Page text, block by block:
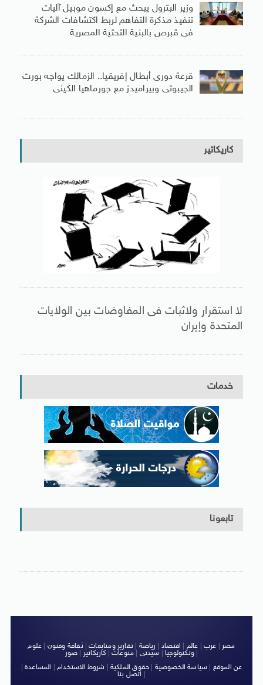
وزير البترول يبحث مع إكسون موبيل آليات
تنفيذ مذكرة التفاهم لربط اكتشافات الشركة
فى قبرص بالبنية التحتية المصرية
قرعة دورى أبطال إفريقيا.. الزمالك يواجه بورت
الجيبوتى وبيراميدز مع جورماهيا الكينى
كاريكاتير
لا استقرار ولاثبات فى المفاوضات بين الولايات
المتحدة وإيران
خدمات
تابعونا
مصر عرب عالم اقتصاد رياضة |تقارير ومتابعات|ثقافة وفنون
علوم
وتكنولوجيا| سيدتى منوعات كاريكاتير صور
|
عن الموقع
سياسة الخصوصية حقوق الملكية شروط الاستخدام| المساعدة|
اتصل بنا